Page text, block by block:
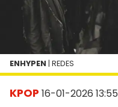
KPOP 16-01-2026 13:55
ENHYPEN | REDES